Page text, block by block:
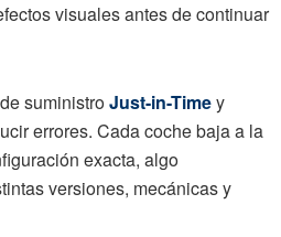
visuales antes de continuar
suministroJust-in-Timey
errores. Cada coche baja a la
exacta, algo
versiones, mecánicas y